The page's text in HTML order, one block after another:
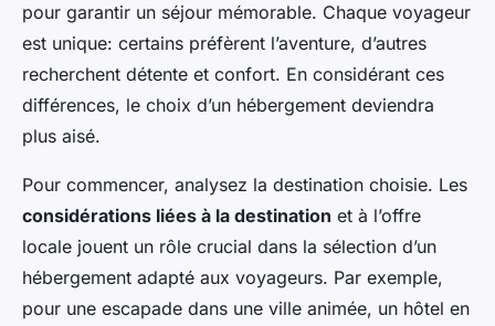
pour garantir un séjour mémorable. Chaque voyageur
est unique: certains préfèrent l’aventure, d’autres
recherchent détente et confort. En considérant ces
différences, le choix d’un hébergement deviendra
plus aisé.
Pour commencer, analysez la destination choisie. Les
considérations liées à la destination et à l’offre
locale jouent un rôle crucial dans la sélection d’un
hébergement adapté aux voyageurs. Par exemple,
pour une escapade dans une ville animée, un hôtel en